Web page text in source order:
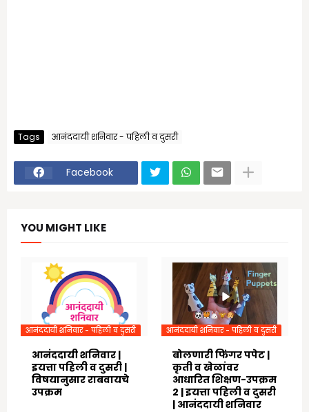
Tags आनंददायी शनिवार - पहिली व दुसरी
Facebook
YOU MIGHT LIKE
आनंददायी शनिवार - पहिली व दुसरी
आनंददायी शनिवार |
इयत्ता पहिली व दुसरी |
विषयानुसार राबवायचे
उपक्रम
आनंददायी शनिवार - पहिली व दुसरी
बोलणारी फिंगर पपेट |
कृती व खेळांवर
आधारित शिक्षण-उपक्रम
2 | इयत्ता पहिली व दुसरी
| आनंददायी शनिवार